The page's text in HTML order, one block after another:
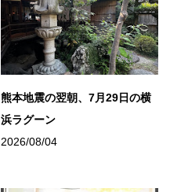
熊本地震の翌朝、7月29日の横
浜ラグーン
2026/08/04